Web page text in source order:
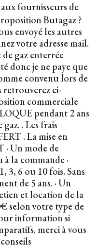
aux fournisseurs de
Butagaz ?
envoyé les autres
votre adresse mail.
de gaz enterrée
donc je ne paye que
convenu lors de
retrouverez ci-
commerciale
pendant 2 ans
. Les frais
. La mise en
· Un mode de
la commande ·
3, 6 ou 10 fois. Sans
de 5 ans. · Un
et location de la
selon votre type de
information si
merci à vous